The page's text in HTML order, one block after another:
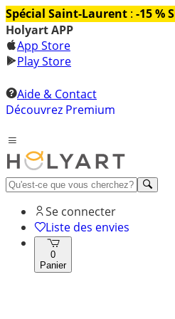
Spécial Saint-Laurent : -15 %
Holyart APP
App Store
Play Store
Aide & Contact
Découvrez Premium
Se connecter
Liste des envies
0
Panier